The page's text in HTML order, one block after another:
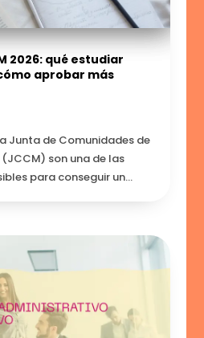
2026: qué estudiar
aprobar más
Junta de Comunidades de
son una de las
para conseguir un...